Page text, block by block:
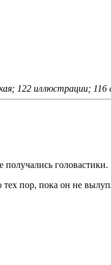
122 иллюстрации; 116
головастики.
пор, пока он не